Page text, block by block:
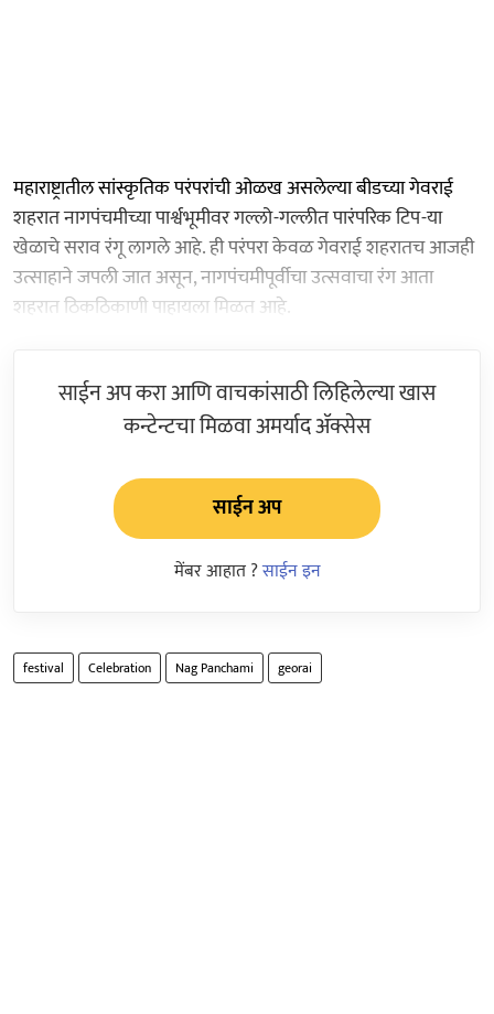
महाराष्ट्रातील सांस्कृतिक परंपरांची ओळख असलेल्या बीडच्या गेवराई
शहरात नागपंचमीच्या पार्श्वभूमीवर गल्लो-गल्लीत पारंपरिक टिप-या
खेळाचे सराव रंगू लागले आहे. ही परंपरा केवळ गेवराई शहरातच आजही
उत्साहाने जपली जात असून, नागपंचमीपूर्वीचा उत्सवाचा रंग आता
शहरात ठिकठिकाणी पाहायला मिळत आहे.
साईन अप करा आणि वाचकांसाठी लिहिलेल्या खास
कन्टेन्टचा मिळवा अमर्याद ॲक्सेस
साईन अप
मेंबर आहात ?साईन इन
festival Celebration Nag Panchami georai